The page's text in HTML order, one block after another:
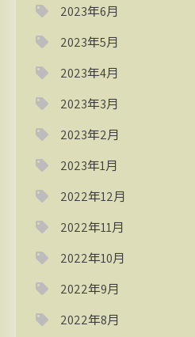
2023年6月
2023年5月
2023年4月
2023年3月
2023年2月
2023年1月
2022年12月
2022年11月
2022年10月
2022年9月
2022年8月